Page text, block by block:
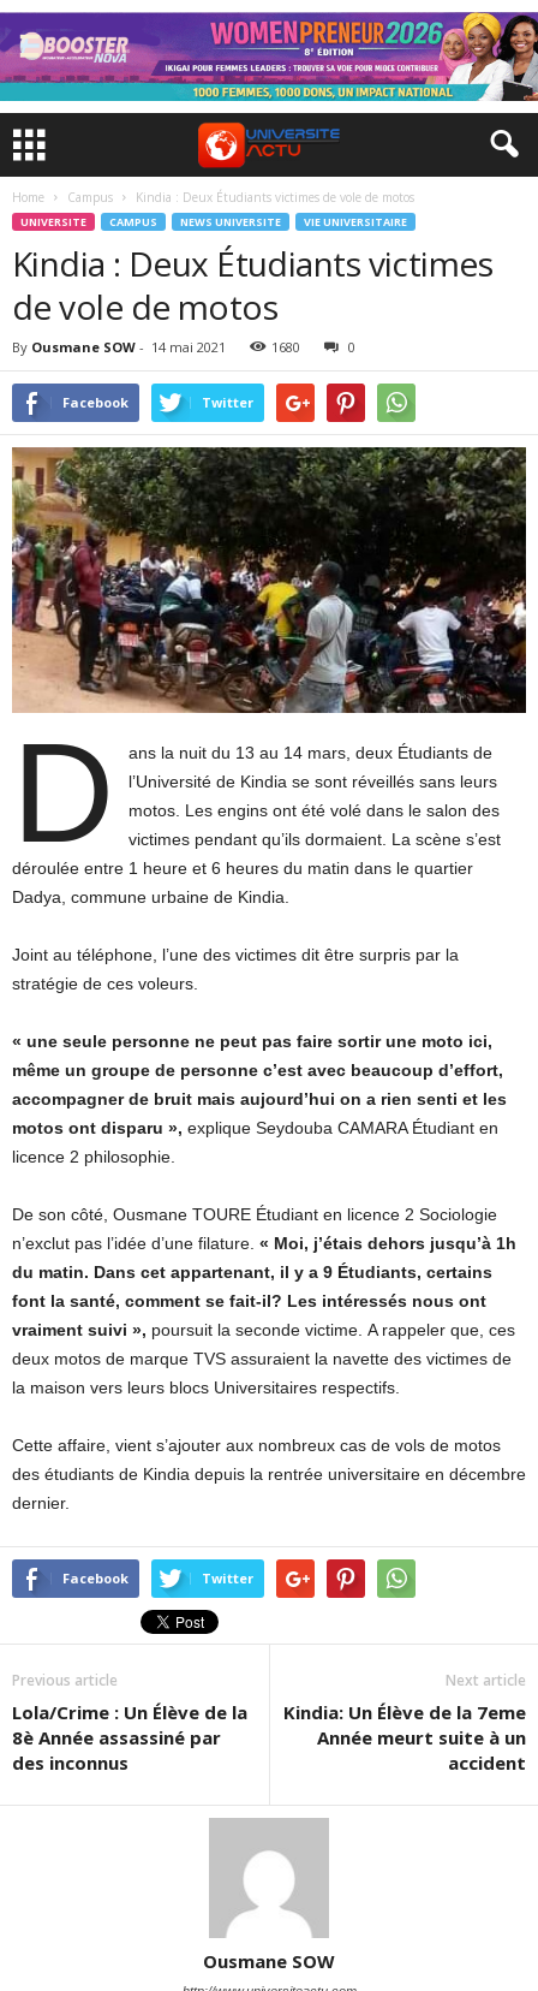
Home Campus Kindia : Deux Étudiants victimes de vole de motos
UNIVERSITE CAMPUS NEWS UNIVERSITE VIE UNIVERSITAIRE
Kindia : Deux Étudiants victimes
de vole de motos
By Ousmane SOW - 14 mai 2021 1680 0
Facebook Twitter
D
ans la nuit du 13 au 14 mars, deux Étudiants de
l’Université de Kindia se sont réveillés sans leurs
motos. Les engins ont été volé dans le salon des
victimes pendant qu’ils dormaient. La scène s’est
déroulée entre 1 heure et 6 heures du matin dans le quartier
Dadya, commune urbaine de Kindia.
Joint au téléphone, l’une des victimes dit être surpris par la
stratégie de ces voleurs.
« une seule personne ne peut pas faire sortir une moto ici,
même un groupe de personne c’est avec beaucoup d’effort,
accompagner de bruit mais aujourd’hui on a rien senti et les
motos ont disparu », explique Seydouba CAMARA Étudiant en
licence 2 philosophie.
De son côté, Ousmane TOURE Étudiant en licence 2 Sociologie
n’exclut pas l’idée d’une filature. « Moi, j’étais dehors jusqu’à 1h
du matin. Dans cet appartenant, il y a 9 Étudiants, certains
font la santé, comment se fait-il? Les intéressés nous ont
vraiment suivi », poursuit la seconde victime. A rappeler que, ces
deux motos de marque TVS assuraient la navette des victimes de
la maison vers leurs blocs Universitaires respectifs.
Cette affaire, vient s’ajouter aux nombreux cas de vols de motos
des étudiants de Kindia depuis la rentrée universitaire en décembre
dernier.
Facebook Twitter
Previous article
Lola/Crime : Un Élève de la
8è Année assassiné par
des inconnus
Next article
Kindia: Un Élève de la 7eme
Année meurt suite à un
accident
Ousmane SOW